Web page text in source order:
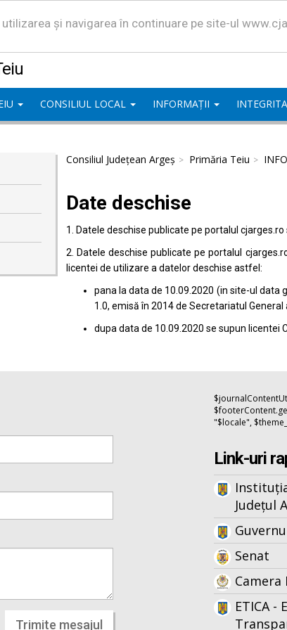
și navigarea în continuare pe site-ul
CONSILIUL LOCAL INFORMAȚII
Consiliul Județean Argeș Primăria Teiu
Date deschise
1. Datele deschise publicate pe portalul cjarges.ro
2. Datele deschise publicate pe portalul
licentei de utilizare a datelor deschise astfel:
pana la data de 10.09.2020 (in site-ul data
1.0, emisă în 2014 de Secretariatul General
dupa data de 10.09.2020 se supun licentei
Trimite mesajul
"$locale",
Link-uri
Județul
Senat
ETICA -